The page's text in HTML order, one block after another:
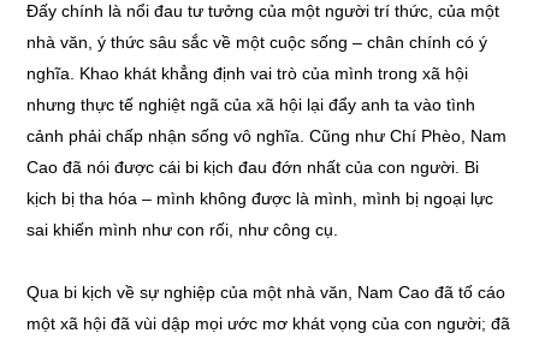
Đấy chính là nổi đau tư tưởng của một người trí thức, của một
nhà văn, ý thức sâu sắc về một cuộc sống – chân chính có ý
nghĩa. Khao khát khẳng định vai trò của mình trong xã hội
nhưng thực tế nghiệt ngã của xã hội lại đẩy anh ta vào tình
cảnh phải chấp nhận sống vô nghĩa. Cũng như Chí Phèo, Nam
Cao đã nói được cái bi kịch đau đớn nhất của con người. Bi
kịch bị tha hóa – mình không được là mình, mình bị ngoại lực
sai khiến mình như con rối, như công cụ.
Qua bi kịch về sự nghiệp của một nhà văn, Nam Cao đã tố cáo
một xã hội đã vùi dập mọi ước mơ khát vọng của con người; đã